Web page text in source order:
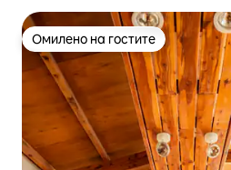
Омилено на гостите
Омилено на гостите